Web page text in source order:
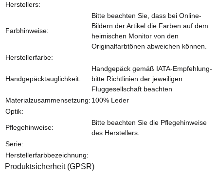
Herstellers:
Farbhinweise:
Bitte beachten Sie, dass bei Online-
Bildern der Artikel die Farben auf dem
heimischen Monitor von den
Originalfarbtönen abweichen können.
Herstellerfarbe:
Handgepäcktauglichkeit:
Handgepäck gemäß IATA-Empfehlung-
bitte Richtlinien der jeweiligen
Fluggesellschaft beachten
Materialzusammensetzung: 100% Leder
Optik:
Pflegehinweise:
Bitte beachten Sie die Pflegehinweise
des Herstellers.
Serie:
Herstellerfarbbezeichnung:
Produktsicherheit (GPSR)